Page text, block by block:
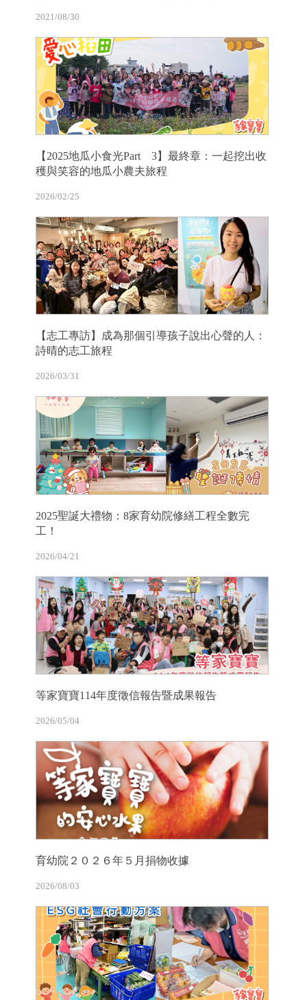
2021/08/30
【2025地瓜小食光Part 3】最終章：一起挖出收
穫與笑容的地瓜小農夫旅程
2026/02/25
【志工專訪】成為那個引導孩子說出心聲的人：
詩晴的志工旅程
2026/03/31
2025聖誕大禮物：8家育幼院修繕工程全數完
工！
2026/04/21
等家寶寶114年度徵信報告暨成果報告
2026/05/04
育幼院２０２６年５月捐物收據
2026/08/03